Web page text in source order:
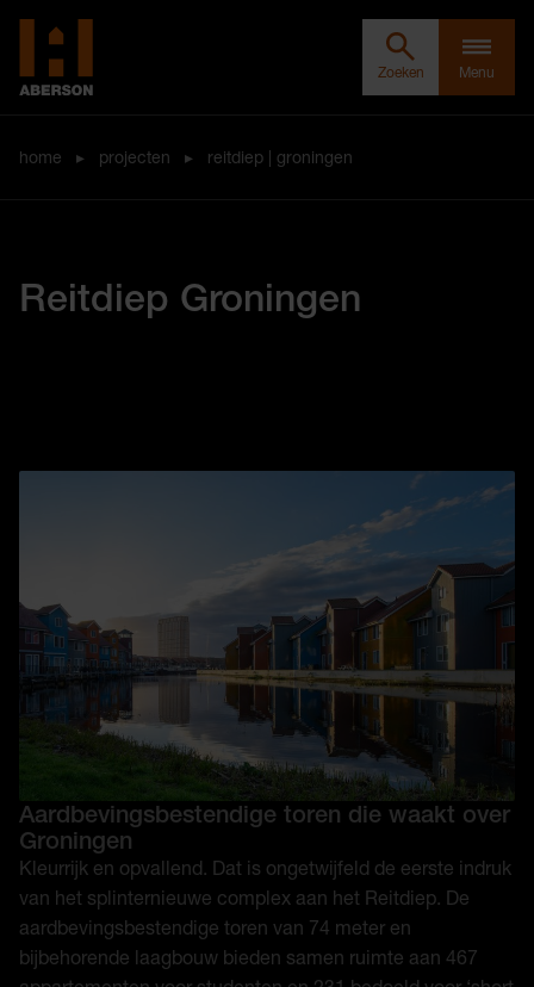
Zoeken Menu
home ▸ projecten ▸ reitdiep | groningen
Reitdiep Groningen
Aardbevingsbestendige toren die waakt over
Groningen
Kleurrijk en opvallend. Dat is ongetwijfeld de eerste indruk
van het splinternieuwe complex aan het Reitdiep. De
aardbevingsbestendige toren van 74 meter en
bijbehorende laagbouw bieden samen ruimte aan 467